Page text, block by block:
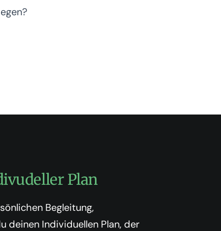
Plan
Begleitung,
deinen Individuellen Plan, der